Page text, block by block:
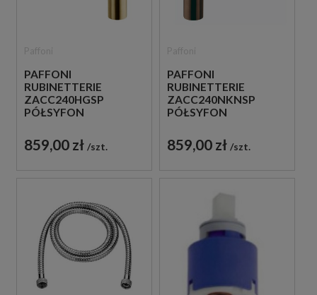
PAFFONI
RUBINETTERIE
ZACC240HGSP
PÓŁSYFON
METALOWY ZŁOTO
SZCZOTKOWANE
859,00 zł szt.
PAFFONI
RUBINETTERIE
ZACC240NKNSP
PÓŁSYFON
METALOWY NIKIEL
SZCZOTKOWANY
859,00 zł szt.